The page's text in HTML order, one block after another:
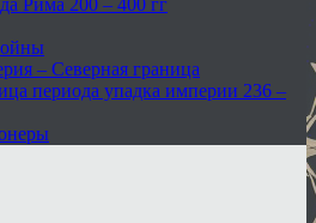
Рима 200 – 400 гг
– Северная граница
периода упадка империи 236 –